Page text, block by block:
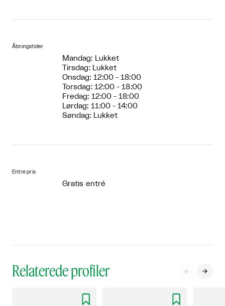
Åbningstider
Mandag: Lukket
Tirsdag: Lukket
Onsdag: 12:00 - 18:00
Torsdag: 12:00 - 18:00
Fredag: 12:00 - 18:00
Lørdag: 11:00 - 14:00
Søndag: Lukket
Entre pris
Gratis entré
Relaterede profiler  
 